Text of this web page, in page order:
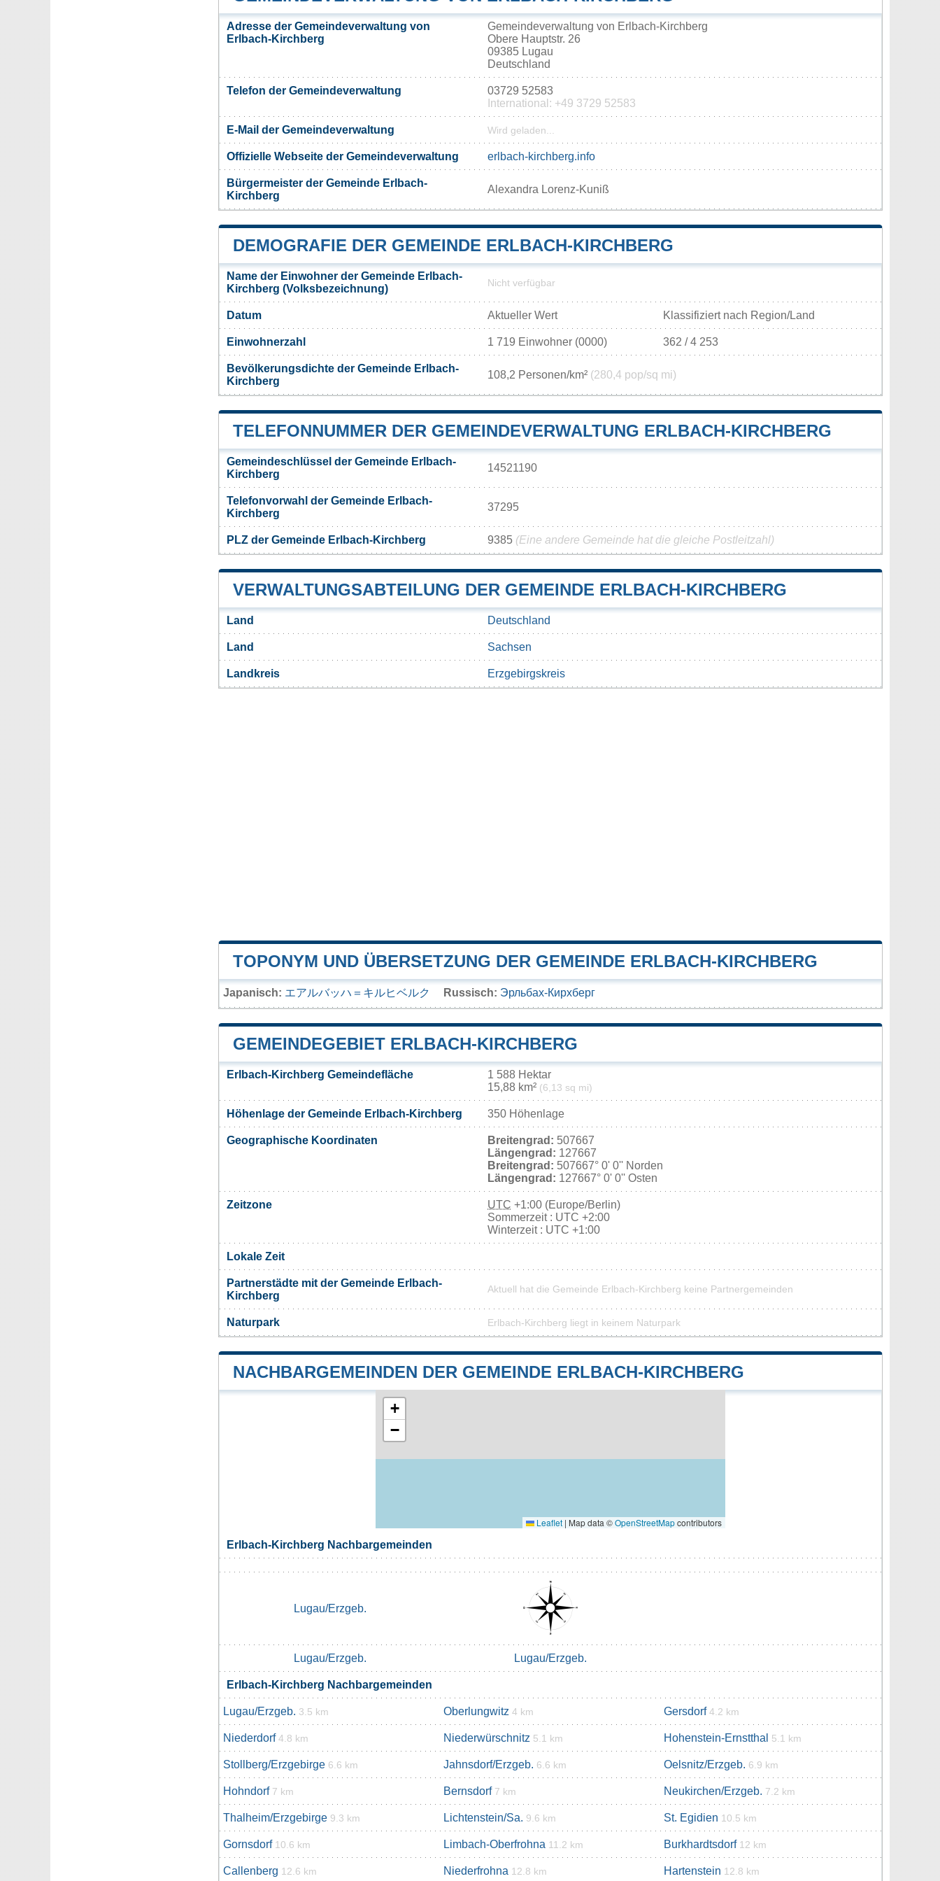
Adresse der Gemeindeverwaltung von
Erlbach-Kirchberg
Gemeindeverwaltung von Erlbach-Kirchberg
Obere Hauptstr. 26
09385 Lugau
Deutschland
Telefon der Gemeindeverwaltung
03729 52583
International: +49 3729 52583
E-Mail der Gemeindeverwaltung Wird geladen...
Offizielle Webseite der Gemeindeverwaltung erlbach-kirchberg.info
Bürgermeister der Gemeinde Erlbach-
Kirchberg
Alexandra Lorenz-Kuniß
DEMOGRAFIE DER GEMEINDE ERLBACH-KIRCHBERG
Name der Einwohner der Gemeinde Erlbach-
Kirchberg (Volksbezeichnung)
Nicht verfügbar
Datum Aktueller Wert Klassifiziert nach Region/Land
Einwohnerzahl 1 719 Einwohner (0000) 362 / 4 253
Bevölkerungsdichte der Gemeinde Erlbach-
Kirchberg
108,2 Personen/km² (280,4 pop/sq mi)
TELEFONNUMMER DER GEMEINDEVERWALTUNG ERLBACH-KIRCHBERG
Gemeindeschlüssel der Gemeinde Erlbach-
Kirchberg
14521190
Telefonvorwahl der Gemeinde Erlbach-
Kirchberg
37295
PLZ der Gemeinde Erlbach-Kirchberg 9385 (Eine andere Gemeinde hat die gleiche Postleitzahl)
VERWALTUNGSABTEILUNG DER GEMEINDE ERLBACH-KIRCHBERG
Land Deutschland
Land Sachsen
Landkreis Erzgebirgskreis
TOPONYM UND ÜBERSETZUNG DER GEMEINDE ERLBACH-KIRCHBERG
Japanisch: エアルバッハ＝キルヒベルク Russisch: Эрльбах-Кирхберг
GEMEINDEGEBIET ERLBACH-KIRCHBERG
Erlbach-Kirchberg Gemeindefläche
1 588 Hektar
15,88 km² (6,13 sq mi)
Höhenlage der Gemeinde Erlbach-Kirchberg 350 Höhenlage
Geographische Koordinaten Breitengrad: 507667
Längengrad: 127667
Breitengrad: 507667° 0' 0'' Norden
Längengrad: 127667° 0' 0'' Osten
Zeitzone UTC +1:00 (Europe/Berlin)
Sommerzeit : UTC +2:00
Winterzeit : UTC +1:00
Lokale Zeit
Partnerstädte mit der Gemeinde Erlbach-
Kirchberg
Aktuell hat die Gemeinde Erlbach-Kirchberg keine Partnergemeinden
Naturpark Erlbach-Kirchberg liegt in keinem Naturpark
NACHBARGEMEINDEN DER GEMEINDE ERLBACH-KIRCHBERG
+
−
Leaflet | Map data ©OpenStreetMapcontributors
Erlbach-Kirchberg Nachbargemeinden
Lugau/Erzgeb.
Lugau/Erzgeb. Lugau/Erzgeb.
Erlbach-Kirchberg Nachbargemeinden
Lugau/Erzgeb. 3.5 km Oberlungwitz 4 km Gersdorf 4.2 km
Niederdorf 4.8 km Niederwürschnitz 5.1 km Hohenstein-Ernstthal 5.1 km
Stollberg/Erzgebirge 6.6 km Jahnsdorf/Erzgeb. 6.6 km Oelsnitz/Erzgeb. 6.9 km
Hohndorf 7 km Bernsdorf 7 km Neukirchen/Erzgeb. 7.2 km
Thalheim/Erzgebirge 9.3 km Lichtenstein/Sa. 9.6 km St. Egidien 10.5 km
Gornsdorf 10.6 km Limbach-Oberfrohna 11.2 km Burkhardtsdorf 12 km
Callenberg 12.6 km Niederfrohna 12.8 km Hartenstein 12.8 km